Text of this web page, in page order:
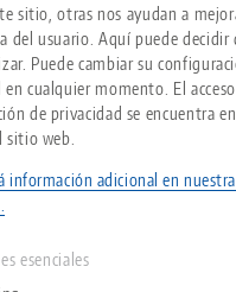
sitio, otras nos ayudan a
del usuario. Aquí puede decidir
Puede cambiar su
en cualquier momento. El
de privacidad se encuentra
sitio web.
información adicional en
esenciales
de sujeción de
Tipos de productos
de productos
de productos
de ventas
de catálogo
ningún resultado.